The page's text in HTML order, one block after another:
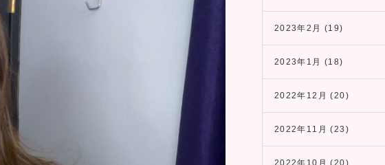
2023年2月 (19)
2023年1月 (18)
2022年12月 (20)
2022年11月 (23)
2022年10月 (20)